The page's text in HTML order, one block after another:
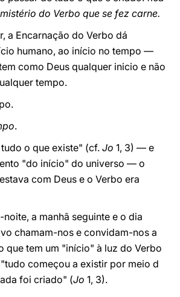
do Verbo que se fez carne.
a Encarnação do Verbo dá
humano, ao início no tempo —
como Deus qualquer inicio e não
tempo.
.
o que existe" (cf. Jo 1, 3) — e
"do início" do universo — o
com Deus e o Verbo era
noite, a manhã seguinte e o dia
chamam-nos e convidam-nos a
que tem um "início" à luz do Verbo
começou a existir por meio d
foi criado" (Jo 1, 3).